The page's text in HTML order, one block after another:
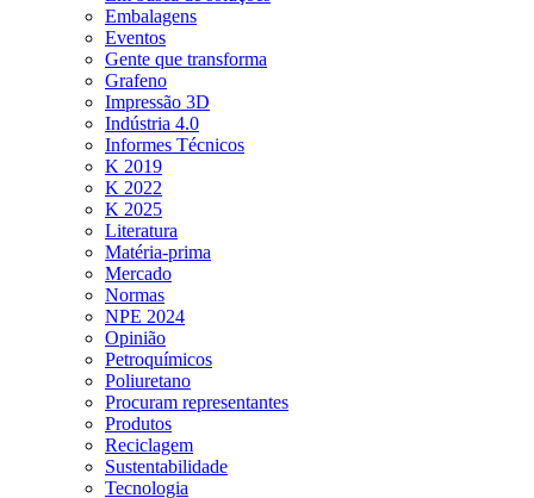
Embalagens
Eventos
Gente que transforma
Grafeno
Impressão 3D
Indústria 4.0
Informes Técnicos
K 2019
K 2022
K 2025
Literatura
Matéria-prima
Mercado
Normas
NPE 2024
Opinião
Petroquímicos
Poliuretano
Procuram representantes
Produtos
Reciclagem
Sustentabilidade
Tecnologia